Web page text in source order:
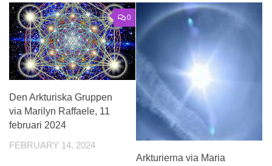
0
Den Arkturiska Gruppen
via Marilyn Raffaele, 11
februari 2024
FEBRUARY 14, 2024
Arkturierna via Maria